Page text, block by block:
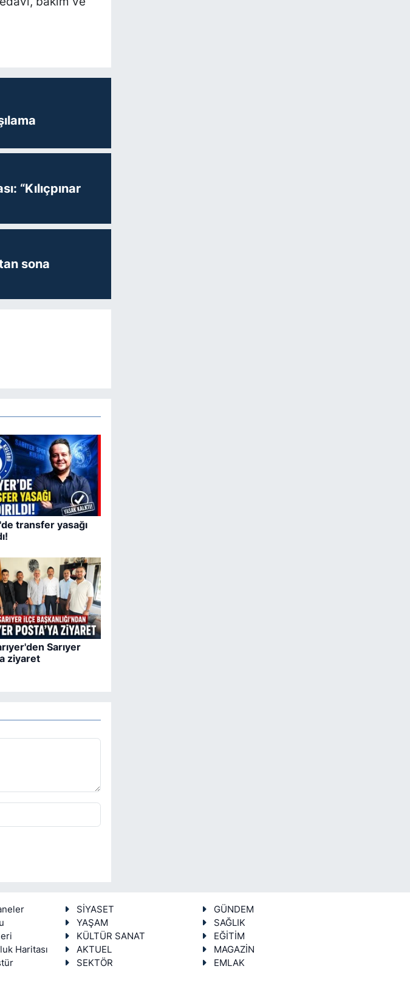
“Kılıçpınar
sona
transfer yasağı
Sarıyer
ziyaret
Haritası
SİYASET
GÜNDEM
YAŞAM
SAĞLIK
KÜLTÜR SANAT
EĞİTİM
AKTUEL
MAGAZİN
SEKTÖR
EMLAK